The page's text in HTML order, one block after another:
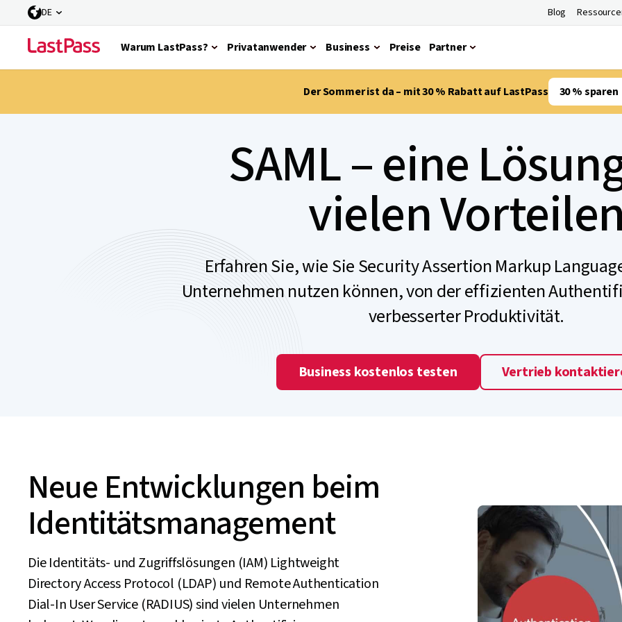
DE Blog
Warum LastPass? Privatanwender Business Preise Partner
Der Sommer ist da – mit 30 % Rabatt auf LastPass 30 % sparen
SAML – eine
vielen
Erfahren Sie, wie Sie Security Assertion Markup
Unternehmen nutzen können, von der effizienten
verbesserter Produktivität.
Business kostenlos testen Vertrieb
Neue Entwicklungen beim
Identitätsmanagement
Die Identitäts- und Zugriffslösungen (IAM) Lightweight
Directory Access Protocol (LDAP) und Remote Authentication
Dial-In User Service (RADIUS) sind vielen Unternehmen